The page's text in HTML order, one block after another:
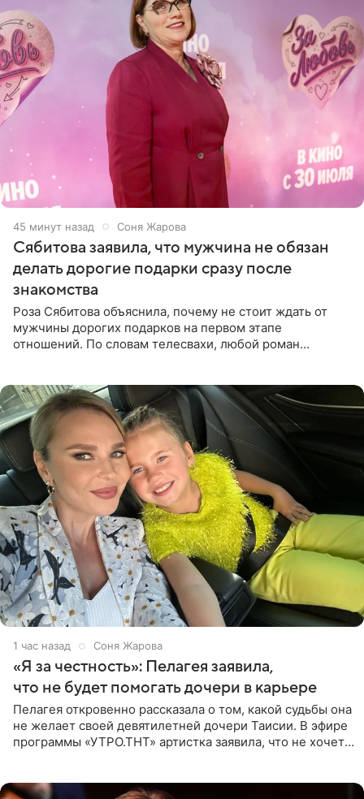
45 минут назад Соня Жарова
Сябитова заявила, что мужчина не обязан
делать дорогие подарки сразу после
знакомства
Роза Сябитова объяснила, почему не стоит ждать от
мужчины дорогих подарков на первом этапе
отношений. По словам телесвахи, любой роман
1 час назад Соня Жарова
«Я за честность»: Пелагея заявила,
что не будет помогать дочери в карьере
Пелагея откровенно рассказала о том, какой судьбы она
не желает своей девятилетней дочери Таисии. В эфире
программы «УТРО.ТНТ» артистка заявила, что не хочет